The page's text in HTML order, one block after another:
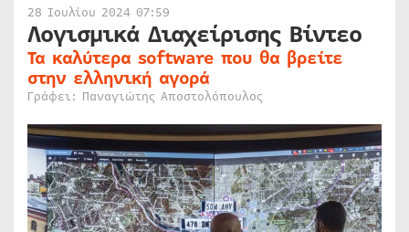
28 Ιουλίου 2024 07:59
Λογισμικά Διαχείρισης Βίντεο
Τα καλύτερα software που θα βρείτε
στην ελληνική αγορά
Γράφει: Παναγιώτης Αποστολόπουλος